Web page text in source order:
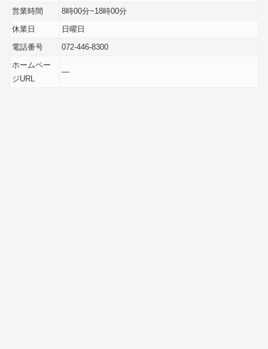
営業時間
8時00分~18時00分
休業日
日曜日
電話番号
072-446-8300
ホームペー
ジURL
―